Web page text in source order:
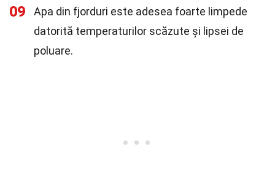
09
Apa din fjorduri este adesea foarte limpede
datorită temperaturilor scăzute și lipsei de
poluare.